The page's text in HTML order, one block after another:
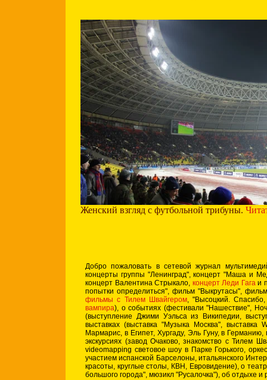
Женский взгляд с футбольной трибуны.
Добро пожаловать в сетевой журнал
концерты группы "Ленинград", концерт "Маша и
концерт Валентина Стрыкало, концерт Леди Гагаи
попытки определиться", фильм "Выкрутасы",
фильмы с Тилем Швайгером, "Высоцкий.
вампира), о событиях (фестивали "Нашествие",
(выступление Джими Уэльса из Википедии,
выставках (выставка "Музыка Москва",
Мармарис, в Египет, Хургаду, Эль Гуну, в
экскурсиях (завод Очаково, знакомство с Тилем
videomapping световое шоу в Парке Горького,
участием испанской Барселоны, итальянского
красоты, круглые столы, КВН, Евровидение), о
большого города", мюзикл "Русалочка"), об отдыхе